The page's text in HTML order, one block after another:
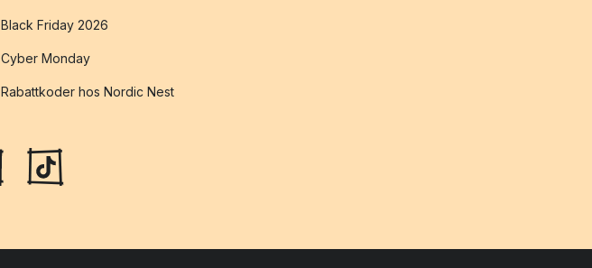
Black Friday 2026
Cyber Monday
Rabattkoder hos Nordic Nest